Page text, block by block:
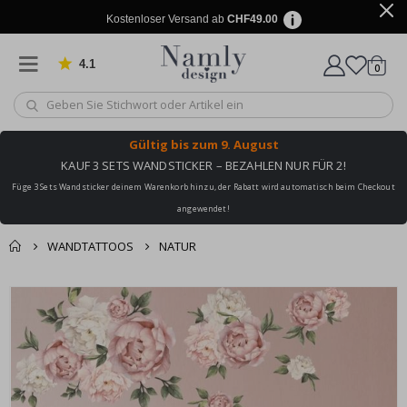
Kostenloser Versand ab CHF49.00
4.1 von 1030 Bewertungen
Wagen
0
Gültig bis zum 9. August
KAUF 3 SETS WANDSTICKER – BEZAHLEN NUR FÜR 2!
Füge 3 Sets Wandsticker deinem Warenkorb hinzu, der Rabatt wird automatisch beim Checkout
angewendet!
WANDTATTOOS NATUR
Zusammen gekaufte
Produkte
Einkaufswagen
Zur Kasse
der
Bildgalerie
springen